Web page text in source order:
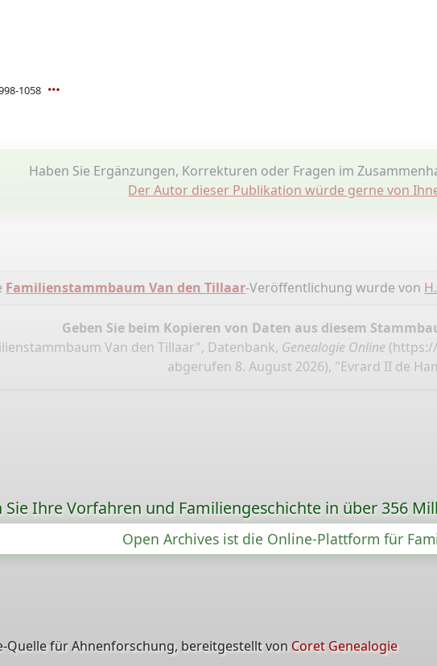
1058
Haben Sie Ergänzungen, Korrekturen oder Fragen im
Der Autor dieser Publikation würde gerne von
Familienstammbaum Van den Tillaar-Veröffentlichung wurde von
Geben Sie beim Kopieren von Daten aus diesem
Van den Tillaar", Datenbank, Genealogie Online (
abgerufen 8. August 2026), "Evrard II de
Sie Ihre Vorfahren und Familiengeschichte in über 356
Open Archives ist die Online-Plattform für
für Ahnenforschung, bereitgestellt von Coret Genealogie